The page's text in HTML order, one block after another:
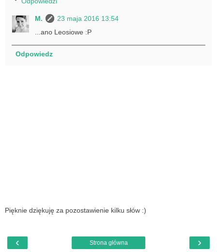
M.
23 maja 2016 13:54
...ano Leosiowe :P
Odpowiedz
Pięknie dziękuję za pozostawienie kilku słów :)
‹ ›
Strona główna